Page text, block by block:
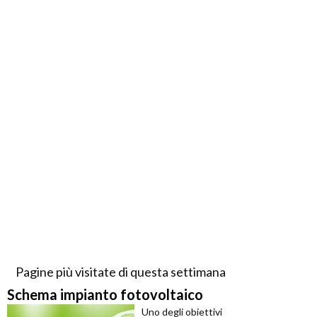
Pagine più visitate di questa settimana
Schema impianto fotovoltaico
Uno degli obiettivi